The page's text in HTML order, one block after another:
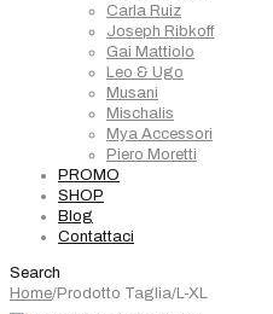
Carla Ruiz
Joseph Ribkoff
Gai Mattiolo
Leo & Ugo
Musani
Mischalis
Mya Accessori
Piero Moretti
PROMO
SHOP
Blog
Contattaci
Search
Home/Prodotto Taglia/L-XL